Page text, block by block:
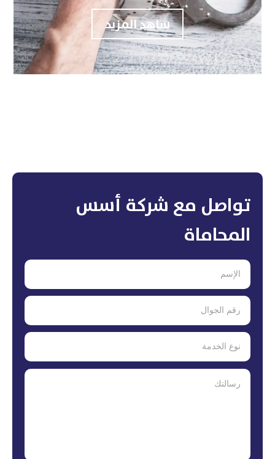
شاهد المزيد
تواصل مع شركة أسس
المحاماة